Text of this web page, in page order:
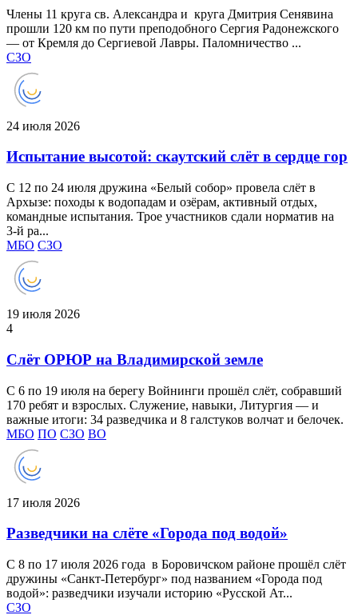
Члены 11 круга св. Александра и круга Дмитрия Сенявина
прошли 120 км по пути преподобного Сергия Радонежского
— от Кремля до Сергиевой Лавры. Паломничество ...
СЗО
24 июля 2026
Испытание высотой: скаутский слёт в сердце гор
С 12 по 24 июля дружина «Белый собор» провела слёт в
Архызе: походы к водопадам и озёрам, активный отдых,
командные испытания. Трое участников сдали норматив на
3‑й ра...
МБО СЗО
19 июля 2026
4
Слёт ОРЮР на Владимирской земле
С 6 по 19 июля на берегу Войнинги прошёл слёт, собравший
170 ребят и взрослых. Служение, навыки, Литургия — и
важные итоги: 34 разведчика и 8 галстуков волчат и белочек.
МБО ПО СЗО ВО
17 июля 2026
Разведчики на слёте «Города под водой»
С 8 по 17 июля 2026 года в Боровичском районе прошёл слёт
дружины «Санкт-Петербург» под названием «Города под
водой»: разведчики изучали историю «Русской Ат...
СЗО